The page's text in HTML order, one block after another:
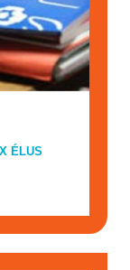
ÉLUS